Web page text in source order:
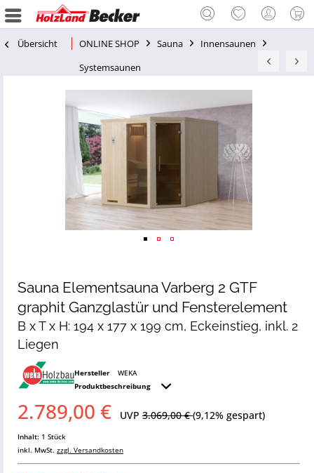
Übersicht ONLINE SHOP Sauna
Innensaunen
Systemsaunen
Sauna Elementsauna Varberg 2 GTF
graphit Ganzglastür und Fensterelement
B x T x H: 194 x 177 x 199 cm, Eckeinstieg, inkl. 2
Liegen
Hersteller
WEKA
Produktbeschreibung
2.789,00 € UVP 3.069,00 €(9,12% gespart)
Inhalt: 1 Stück
inkl. MwSt. zzgl. Versandkosten